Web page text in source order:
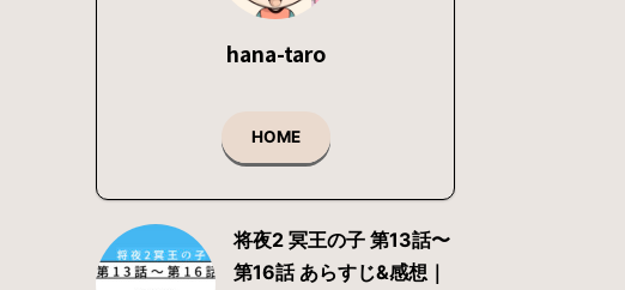
hana-taro
HOME
将夜2 冥王の子 第13話〜
第16話 あらすじ&感想｜